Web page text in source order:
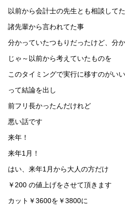
以前から会計士の先生とも相談して
諸先輩から言われてた事
分かっていたつもりだったけど、分
じゃ～以前から考えていたものを
このタイミングで実行に移すのがい
って結論を出し
前フリ長かったんだけれど
悪い話です
来年！
来年1月！
はい、来年1月から大人の方だけ
￥200 の値上げをさせて頂きます
カット￥3600を￥3800に